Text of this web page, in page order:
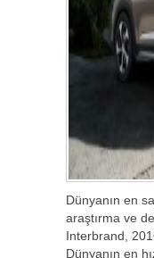
Dünyanın en
araştırma ve
Interbrand,
Dünyanın en